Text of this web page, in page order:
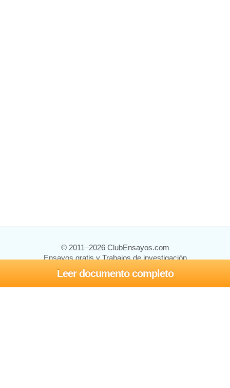
Leer documento completo
© 2011–2026 ClubEnsayos.com
Ensayos gratis y Trabajos de investigación